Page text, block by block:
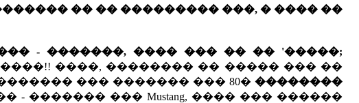
�� �� ��������� ���, � ���� ��
- �������, ���� ��� �� �� '�����;
����, �������� �� ����� ��� ��
��� ������� ��� 80� ��������
- ������� ��� Mustang, ���� ��� ������